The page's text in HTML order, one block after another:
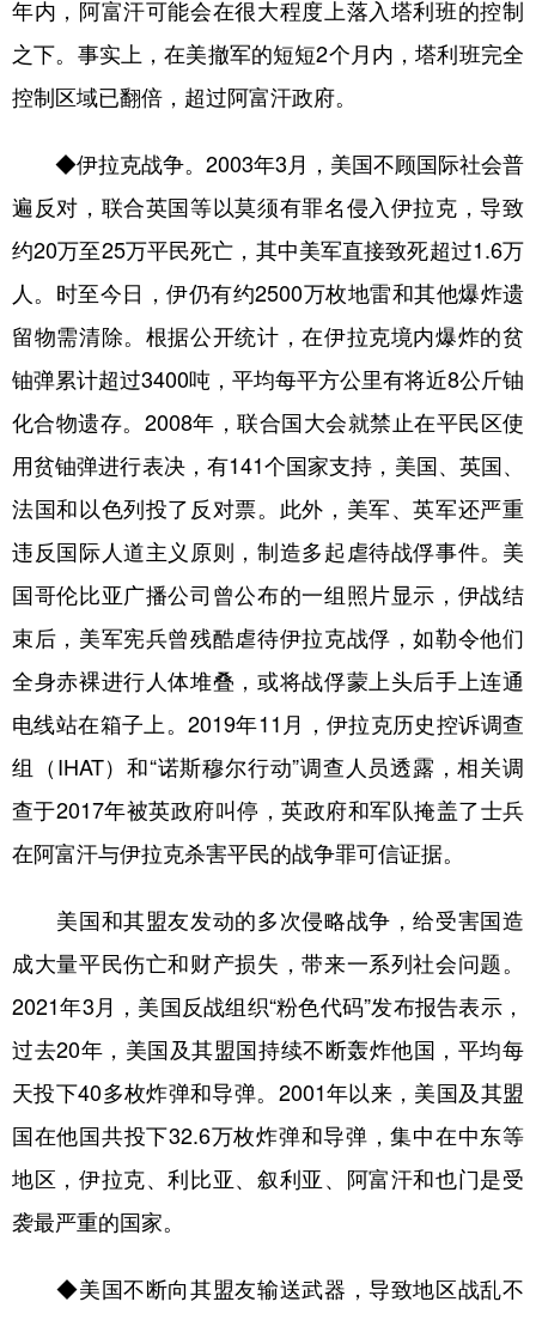
年内，阿富汗可能会在很大程度上落入塔利班的控制
之下。事实上，在美撤军的短短2个月内，塔利班完全
控制区域已翻倍，超过阿富汗政府。
◆伊拉克战争。2003年3月，美国不顾国际社会普
遍反对，联合英国等以莫须有罪名侵入伊拉克，导致
约20万至25万平民死亡，其中美军直接致死超过1.6万
人。时至今日，伊仍有约2500万枚地雷和其他爆炸遗
留物需清除。根据公开统计，在伊拉克境内爆炸的贫
铀弹累计超过3400吨，平均每平方公里有将近8公斤铀
化合物遗存。2008年，联合国大会就禁止在平民区使
用贫铀弹进行表决，有141个国家支持，美国、英国、
法国和以色列投了反对票。此外，美军、英军还严重
违反国际人道主义原则，制造多起虐待战俘事件。美
国哥伦比亚广播公司曾公布的一组照片显示，伊战结
束后，美军宪兵曾残酷虐待伊拉克战俘，如勒令他们
全身赤裸进行人体堆叠，或将战俘蒙上头后手上连通
电线站在箱子上。2019年11月，伊拉克历史控诉调查
组（IHAT）和“诺斯穆尔行动”调查人员透露，相关调
查于2017年被英政府叫停，英政府和军队掩盖了士兵
在阿富汗与伊拉克杀害平民的战争罪可信证据。
美国和其盟友发动的多次侵略战争，给受害国造
成大量平民伤亡和财产损失，带来一系列社会问题。
2021年3月，美国反战组织“粉色代码”发布报告表示，
过去20年，美国及其盟国持续不断轰炸他国，平均每
天投下40多枚炸弹和导弹。2001年以来，美国及其盟
国在他国共投下32.6万枚炸弹和导弹，集中在中东等
地区，伊拉克、利比亚、叙利亚、阿富汗和也门是受
袭最严重的国家。
◆美国不断向其盟友输送武器，导致地区战乱不